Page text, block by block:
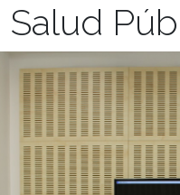
Salud